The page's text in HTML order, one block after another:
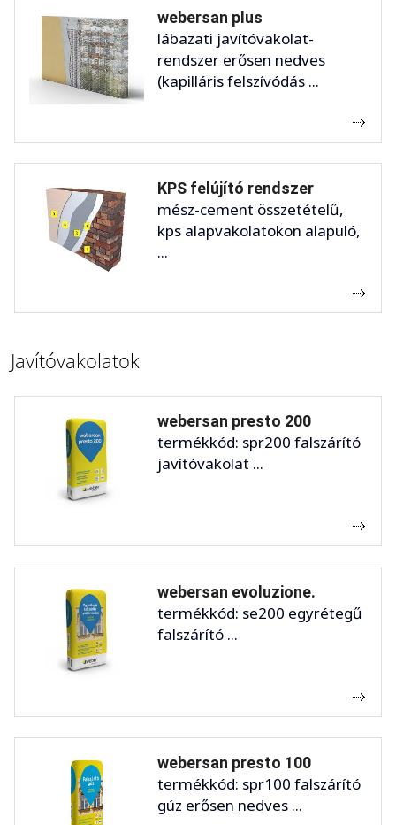
webersan plus
lábazati javítóvakolat-
rendszer erősen nedves
(kapilláris felszívódás ...
KPS felújító rendszer
mész-cement összetételű,
kps alapvakolatokon alapuló,
...
Javítóvakolatok
webersan presto 200
termékkód: spr200 falszárító
javítóvakolat ...
webersan evoluzione.
termékkód: se200 egyrétegű
falszárító ...
webersan presto 100
termékkód: spr100 falszárító
gúz erősen nedves ...